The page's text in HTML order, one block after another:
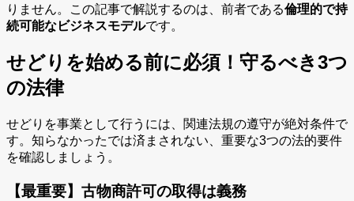
りません。この記事で解説するのは、前者である倫理的で持
続可能なビジネスモデルです。
せどりを始める前に必須！守るべき3つ
の法律
せどりを事業として行うには、関連法規の遵守が絶対条件で
す。知らなかったでは済まされない、重要な3つの法的要件
を確認しましょう。
【最重要】古物商許可の取得は義務